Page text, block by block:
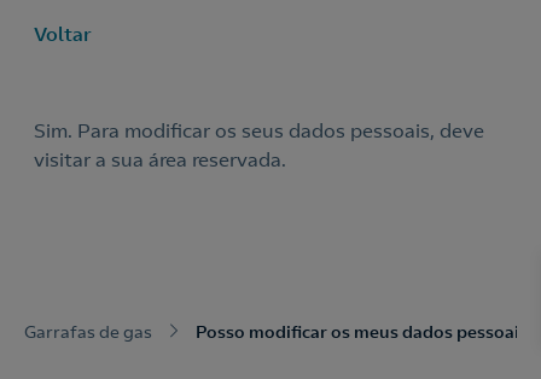
Nós ligamos!
Voltar
Sim. Para modificar os seus dados pessoais, deve
visitar a sua área reservada.
Garrafas de gas Posso modificar os meus dados pessoais?